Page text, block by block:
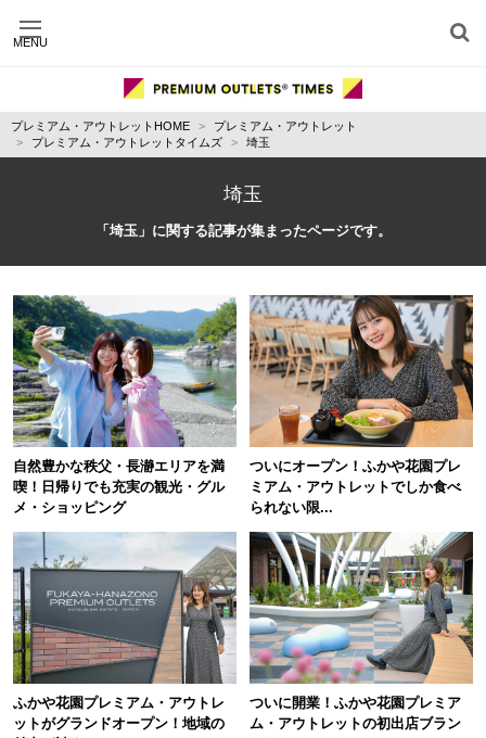
MENU
施設別に記事を探す
運営会社
利用規約
プレミアム・アウトレットHOME
プレミアム・アウトレット
プレミアム・アウトレットタイムズ
埼玉
埼玉
「埼玉」に関する記事が集まったページです。
自然豊かな秩父・長瀞エリアを満
喫！日帰りでも充実の観光・グル
メ・ショッピング
ついにオープン！ふかや花園プレ
ミアム・アウトレットでしか食べ
られない限...
ふかや花園プレミアム・アウトレ
ットがグランドオープン！地域の
ついに開業！ふかや花園プレミア
ム・アウトレットの初出店ブラン